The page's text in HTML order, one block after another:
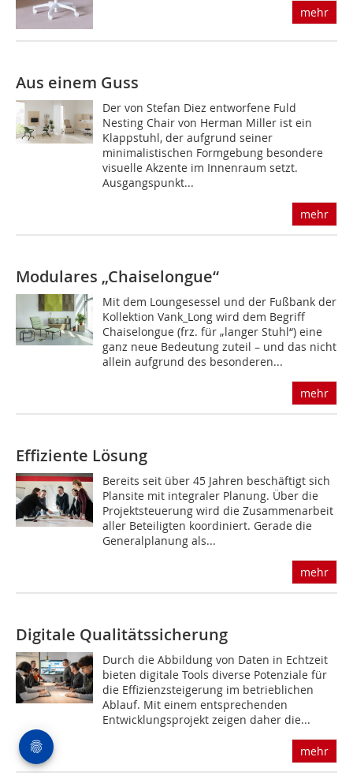
mehr
Aus einem Guss
Der von Stefan Diez entworfene Fuld
Nesting Chair von Herman Miller ist ein
Klappstuhl, der aufgrund seiner
minimalistischen Formgebung besondere
visuelle Akzente im Innenraum setzt.
Ausgangspunkt...
mehr
Modulares „Chaiselongue“
Mit dem Loungesessel und der Fußbank der
Kollektion Vank_Long wird dem Begriff
Chaiselongue (frz. für „langer Stuhl“) eine
ganz neue Bedeutung zuteil – und das nicht
allein aufgrund des besonderen...
mehr
Effiziente Lösung
Bereits seit über 45 Jahren beschäftigt sich
Plansite mit integraler Planung. Über die
Projektsteuerung wird die Zusammenarbeit
aller Beteiligten koordiniert. Gerade die
Generalplanung als...
mehr
Digitale Qualitätssicherung
Durch die Abbildung von Daten in Echtzeit
bieten digitale Tools diverse Potenziale für
die Effizienzsteigerung im betrieblichen
Ablauf. Mit einem entsprechenden
Entwicklungsprojekt zeigen daher die...
mehr